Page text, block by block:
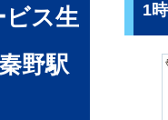
ビス生
野駅
1